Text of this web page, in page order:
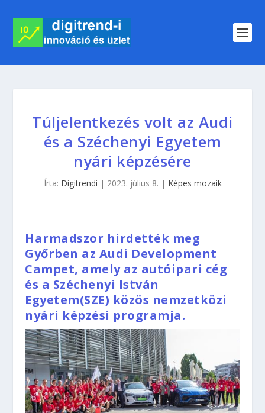
Túljelentkezés volt az Audi
és a Széchenyi Egyetem
nyári képzésére
Írta: Digitrendi | 2023. július 8. | Képes mozaik
Harmadszor hirdették meg
Győrben az Audi Development
Campet, amely az autóipari cég
és a Széchenyi István
Egyetem(SZE) közös nemzetközi
nyári képzési programja.